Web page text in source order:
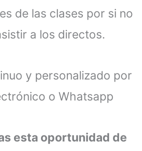
de las clases por si no
a los directos.
y personalizado por
o Whatsapp
esta oportunidad de